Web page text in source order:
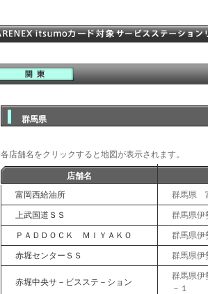
群馬県
各店舗名をクリックすると地図が表示されます。
店舗名
富岡西給油所
群馬県
上武国道ＳＳ 群馬県伊
ＰＡＤＤＯＣＫ ＭＩＹＡＫＯ 群馬県伊
赤堀センターＳＳ 群馬県伊
赤堀中央サ－ビスステ－ション
群馬県伊
－１